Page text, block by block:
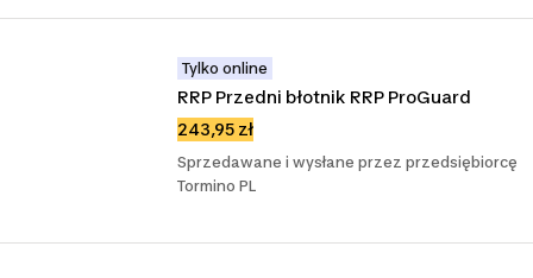
Tylko online
RRP Przedni błotnik RRP ProGuard
243,95 zł
Sprzedawane i wysłane przez przedsiębiorcę
Tormino PL